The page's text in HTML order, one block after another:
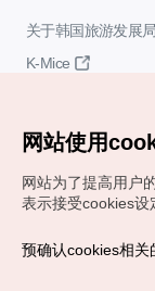
关于韩国旅游发展局
K-Mice
Copyrights (c)
网站使用
网站为了提高用户
表示接受cookies设
预确认cookies相关